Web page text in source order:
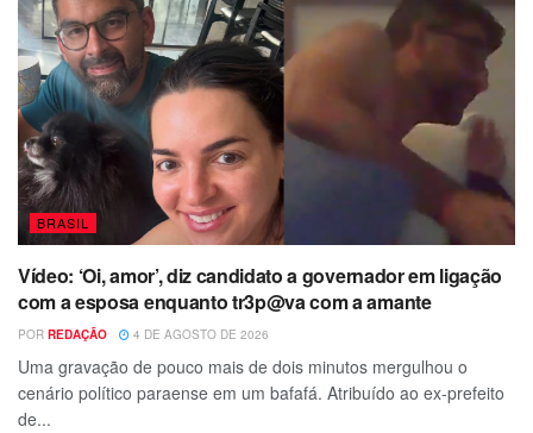
BRASIL
Vídeo: ‘Oi, amor’, diz candidato a governador em ligação
com a esposa enquanto tr3p@va com a amante
POR REDAÇÃO 4 DE AGOSTO DE 2026
Uma gravação de pouco mais de dois minutos mergulhou o
cenário político paraense em um bafafá. Atribuído ao ex-prefeito
de...